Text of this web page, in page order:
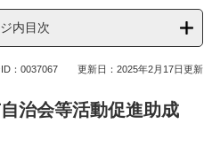
内目次
：0037067 更新日：2025年2月17日更新
治会等活動促進助成